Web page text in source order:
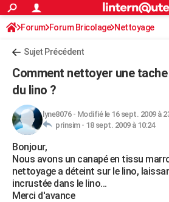
ACTUALITÉS
Politique
Société
Faits Divers
Education
Monde
Villes
+
Programme TV
TNTStreaming
Cinéma
Sorties cinéma
Musique
FINANCE
Retraite
Impôts
Epargne
Immobilier
Risques naturels par ville
Banque
Assurance
Crédit
AUTO
Essais
Réserver un essai
Citadines
Berlines
SUV
Forum auto
HIGH-TECH
Mobiles
Meilleur smartphone
Internet
Ordinateurs
Jeux vidéo
Guide high-tech
BRICOLAGE
Forum
Aménagement intérieur
Extérieur
Cuisine
Salle de bains
Jardinage
Rangement
WEEK-END
S'inscrire
Connexion
Forum Forum Bricolage Nettoyage
Sujet Précédent
Comment nettoyer une
du lino ?
lyne8076- Modifié le 16 sept. 2009 à
prinsim - 18 sept. 2009 à 10:24
Bonjour,
Nous avons un canapé en tissu
nettoyage a déteint sur le lino,
incrustée dans le lino...
Merci d'avance